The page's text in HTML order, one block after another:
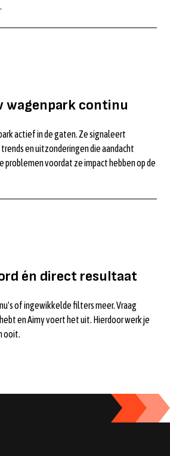
wagenpark continu
actief in de gaten. Ze signaleert
en uitzonderingen die aandacht
problemen voordat ze impact hebben op de
én direct resultaat
of ingewikkelde filters meer. Vraag
en Aimy voert het uit. Hierdoor werk je
ooit.